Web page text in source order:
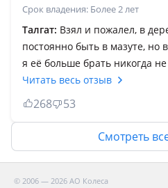
Срок владения: Более 2 лет
Талгат: Взял и пожалел, в
постоянно быть в мазуте, но
я её больше брать никогда
советую, что-то ломается или
то делать, крутить вертеть.
ещё хвалит эту бандуру с
движок и коробку приделать
тяжеловоза воттогда она
пор хвалят, ремонтировать
скажите вы, отвечаю эта
Читать весь отзыв
268 53
Смотреть
© 2006 — 2026 АО Колеса